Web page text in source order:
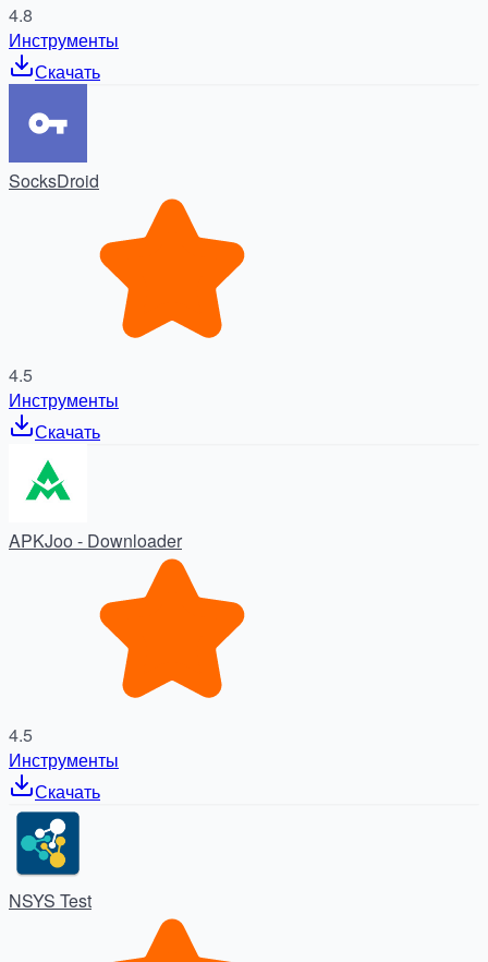
4.8
Инструменты
Скачать
SocksDroid
4.5
Инструменты
Скачать
APKJoo - Downloader
4.5
Инструменты
Скачать
NSYS Test